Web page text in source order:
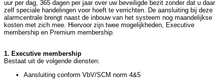
uur per dag, 365 dagen per jaar over uw beveiligde bezit zonder dat u daar
zelf speciale handelingen voor hoeft te verrichten. De aansluiting bij deze
alarmcentrale brengt naast de inbouw van het systeem nog maandelijkse
kosten met zich mee. Hiervoor zijn twee mogelijkheden, Executive
membership en Premium membership.
1. Executive membership
Bestaat uit de volgende diensten:
Aansluiting conform VbV/SCM norm 4&5